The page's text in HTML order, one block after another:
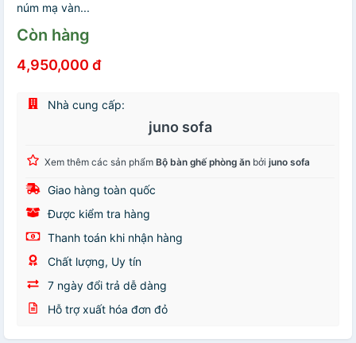
núm mạ vàn...
Còn hàng
4,950,000 đ
Nhà cung cấp:
juno sofa
Xem thêm các sản phẩm Bộ bàn ghế phòng ăn bởi juno sofa
Giao hàng toàn quốc
Được kiểm tra hàng
Thanh toán khi nhận hàng
Chất lượng, Uy tín
7 ngày đổi trả dễ dàng
Hỗ trợ xuất hóa đơn đỏ